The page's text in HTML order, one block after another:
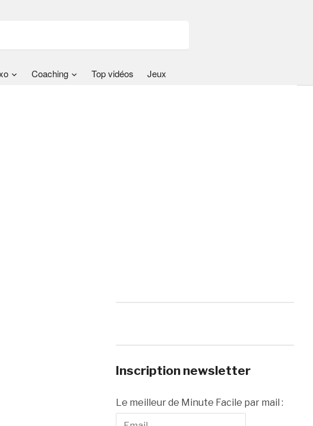
Coaching Top vidéos Jeux
Inscription newsletter
Le meilleur de Minute Facile par mail :